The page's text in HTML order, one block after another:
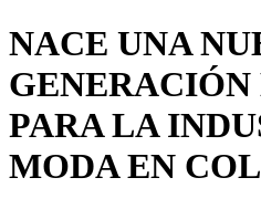
NACE UNA
PARA LA
MODA EN